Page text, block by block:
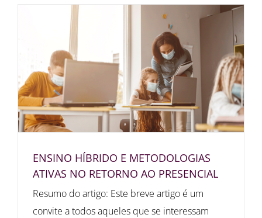
ENSINO HÍBRIDO E METODOLOGIAS
ATIVAS NO RETORNO AO PRESENCIAL
Resumo do artigo: Este breve artigo é um
convite a todos aqueles que se interessam